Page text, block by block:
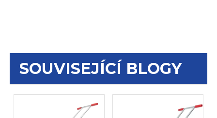
SOUVISEJÍCÍ BLOGY